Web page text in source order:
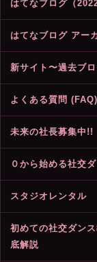
はてなブログ（
はてなブログ アー
新サイト〜過去ブ
よくある質問 (FAQ)
未来の社長募集中!!
０から始める社交
スタジオレンタル
初めての社交ダン
底解説